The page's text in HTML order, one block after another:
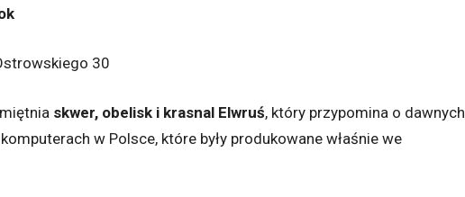
30
skwer, obelisk i krasnal Elwruś, który przypomina o dawnych
w Polsce, które były produkowane właśnie we